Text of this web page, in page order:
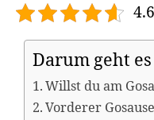
Darum geht
Willst du am
Vorderer